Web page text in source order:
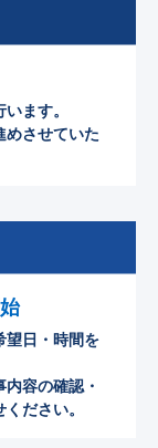
ます。
めさせていた
望日・時間を
容の確認・
ださい。